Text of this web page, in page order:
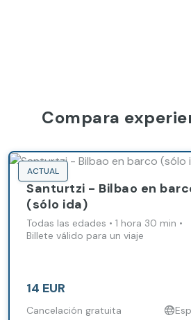
Compara
ACTUAL
Santurtzi - Bilbao en
(sólo ida)
Todas las edades • 1 hora 30 min •
Billete válido para un viaje
14 EUR
Cancelación gratuita